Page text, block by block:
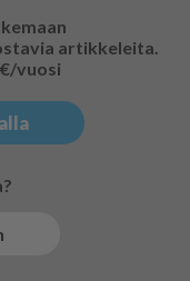
artikkeleita.
vuosi